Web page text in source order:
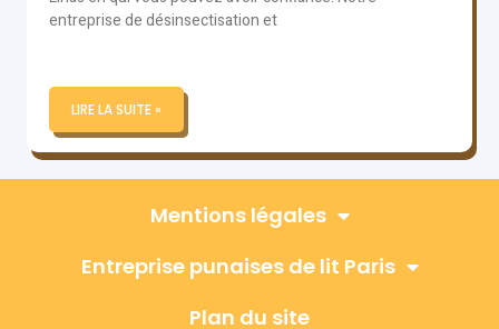
entreprise de désinsectisation et
LIRE LA SUITE »
Mentions légales
Entreprise punaises de lit Paris
Plan du site